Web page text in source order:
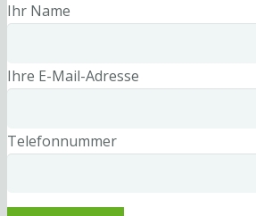
Ihr Name
Ihre E-Mail-Adresse
Telefonnummer